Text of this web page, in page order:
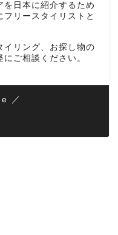
を日本に紹介するため
リースタイリストと
イリング、お探し物の
ご相談ください。
／